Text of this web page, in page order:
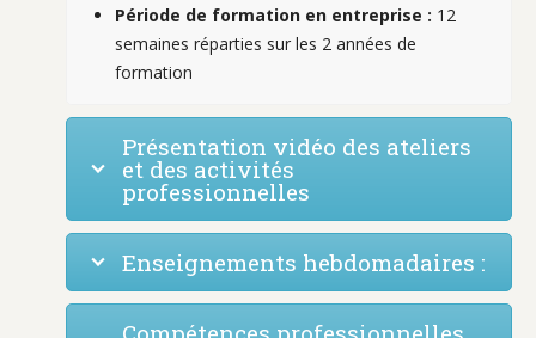
Période de formation en entreprise : 12
semaines réparties sur les 2 années de
formation
Présentation vidéo des ateliers
et des activités
professionnelles
Enseignements hebdomadaires :